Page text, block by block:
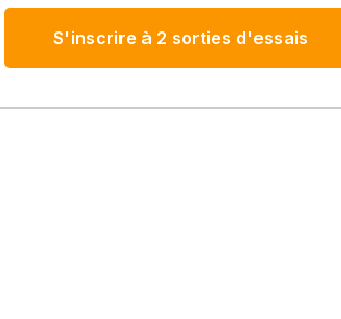
S'inscrire à 2 sorties d'essais